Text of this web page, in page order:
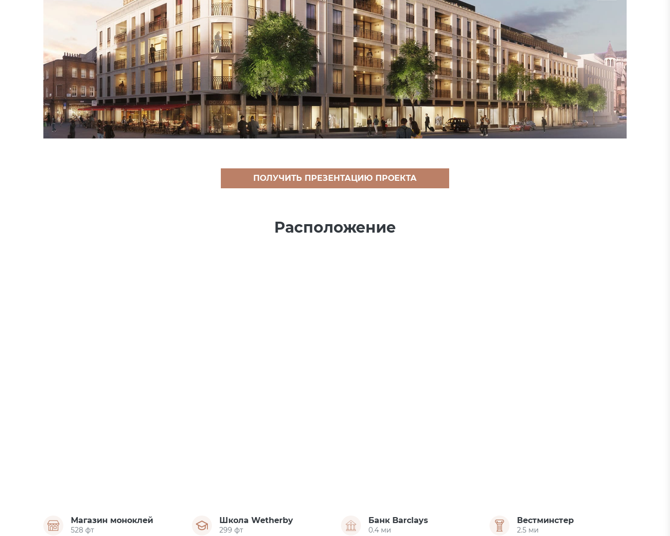
ПОЛУЧИТЬ ПРЕЗЕНТАЦИЮ ПРОЕКТА
Расположение
Магазин моноклей
528 фт
Школа Wetherby
299 фт
Банк Barclays
0.4 ми
Вестминстер
2.5 ми